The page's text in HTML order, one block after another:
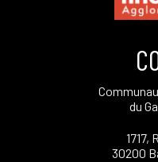
du
1717,
30200